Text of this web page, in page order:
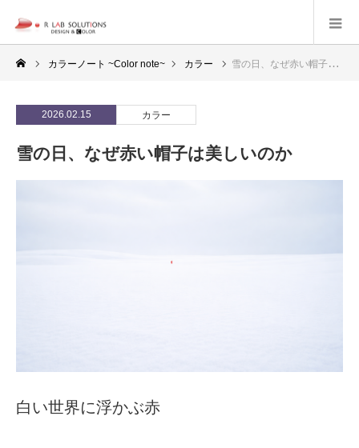
カラーノート ~Color note~ カラー 雪の日、なぜ赤い帽子は美しいのか
2026.02.15 カラー
雪の日、なぜ赤い帽子は美しいのか
白い世界に浮かぶ赤